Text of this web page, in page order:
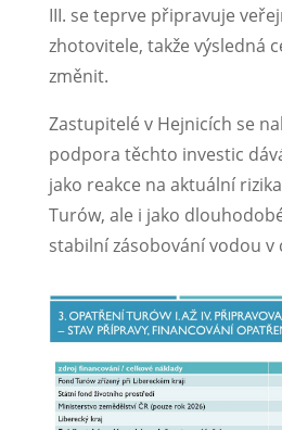
III. se teprve připravuje
zhotovitele, takže výsledná
změnit.
Zastupitelé v Hejnicích se
podpora těchto investic
jako reakce na aktuální
Turów, ale i jako
stabilní zásobování vodou v